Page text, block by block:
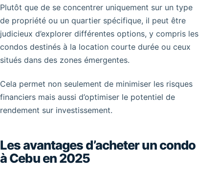
Plutôt que de se concentrer uniquement sur un type
de propriété ou un quartier spécifique, il peut être
judicieux d’explorer différentes options, y compris les
condos destinés à la location courte durée ou ceux
situés dans des zones émergentes.
Cela permet non seulement de minimiser les risques
financiers mais aussi d’optimiser le potentiel de
rendement sur investissement.
Les avantages d’acheter un condo
à Cebu en 2025